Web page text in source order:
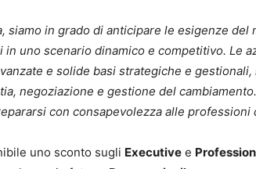
siamo in grado di anticipare le esigenze del
uno scenario dinamico e competitivo. Le
e solide basi strategiche e
negoziazione e gestione del
con consapevolezza alle professioni
uno sconto sugli Executive e